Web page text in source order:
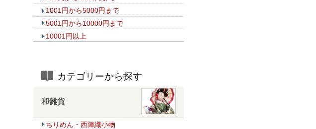
1001円から5000円まで
5001円から10000円まで
10001円以上
カテゴリーから探す
和雑貨
ちりめん・西陣織小物